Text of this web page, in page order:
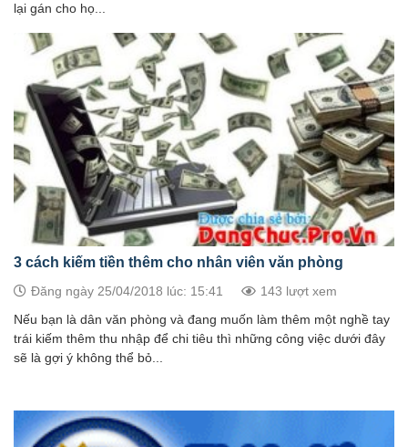
lại gán cho họ...
3 cách kiếm tiền thêm cho nhân viên văn phòng
Đăng ngày 25/04/2018 lúc: 15:41 143 lượt xem
Nếu bạn là dân văn phòng và đang muốn làm thêm một nghề tay
trái kiếm thêm thu nhập để chi tiêu thì những công việc dưới đây
sẽ là gợi ý không thể bỏ...